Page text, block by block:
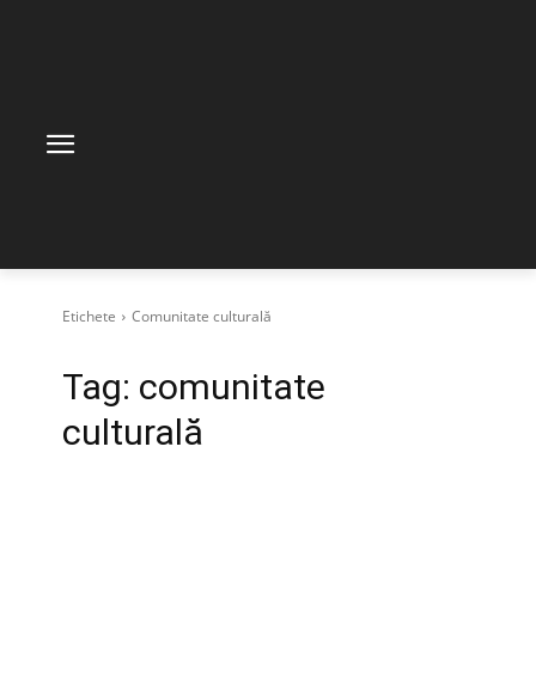
Etichete Comunitate culturală
Tag: comunitate
culturală